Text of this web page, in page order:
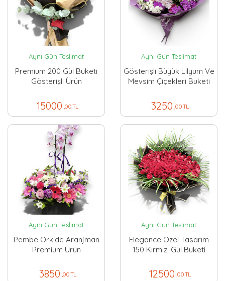
Aynı Gün Teslimat
Premium 200 Gül Buketi
Gösterişli Ürün
15000 ,00 TL
Aynı Gün Teslimat
Gösterişli Büyük Lilyum Ve
Mevsim Çiçekleri Buketi
3250 ,00 TL
Aynı Gün Teslimat
Pembe Orkide Aranjman
Premium Ürün
3850 ,00 TL
Aynı Gün Teslimat
Elegance Özel Tasarım
150 Kırmızı Gül Buketi
12500 ,00 TL